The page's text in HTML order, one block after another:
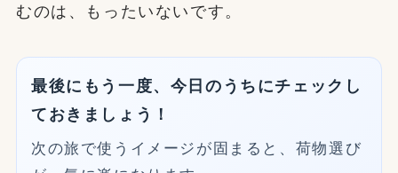
むのは、もったいないです。
最後にもう一度、今日のうちにチェックし
ておきましょう！
次の旅で使うイメージが固まると、荷物選び